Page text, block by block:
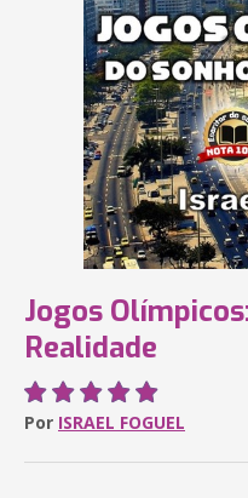
Jogos
Realidade
Por ISRAEL FOGUEL